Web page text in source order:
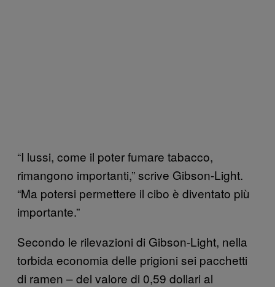
“I lussi, come il poter fumare tabacco,
rimangono importanti,” scrive Gibson-Light.
“Ma potersi permettere il cibo è diventato più
importante.”
Secondo le rilevazioni di Gibson-Light, nella
torbida economia delle prigioni sei pacchetti
di ramen – del valore di 0,59 dollari al